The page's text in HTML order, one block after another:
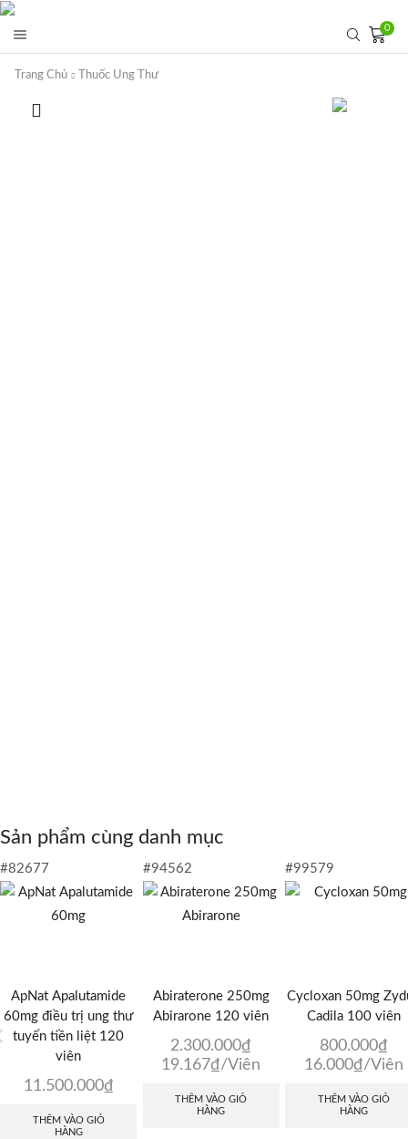
0
Trang Chủ Thuốc Ung Thư
Sản phẩm cùng danh mục
#82677
ApNat Apalutamide
60mg điều trị ung thư
tuyến tiền liệt 120
viên
11.500.000₫
THÊM VÀO GIỎ
HÀNG
#94562
Abiraterone 250mg
Abirarone 120 viên
2.300.000₫
19.167₫/Viên
THÊM VÀO GIỎ
HÀNG
#99579
Cycloxan 50mg
Cadila 100 viên
800.000₫
16.000₫/Viên
THÊM VÀO GIỎ
HÀNG